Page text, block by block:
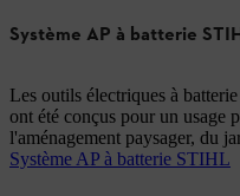
Système AP à batterie
Les outils électriques à
ont été conçus pour un usage
l'aménagement paysager, du
Système AP à batterie STIHL